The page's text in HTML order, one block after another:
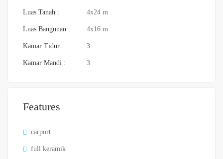
Luas Tanah : 4x24 m
Luas Bangunan : 4x16 m
Kamar Tidur : 3
Kamar Mandi : 3
Features
carport
full keramik